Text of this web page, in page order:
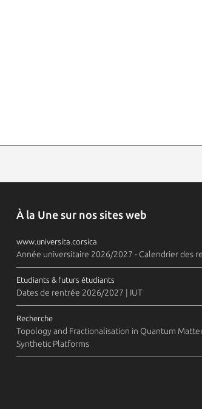
À la Une sur nos sites web
www.universita.corsica
Année universitaire 2026/2027 - Calendrier des
Etudiants & futurs étudiants
Dates de rentrée 2026/2027 | IUT
Recherche
Topology and Fractionalisation in Quantum
Synthetic Platforms